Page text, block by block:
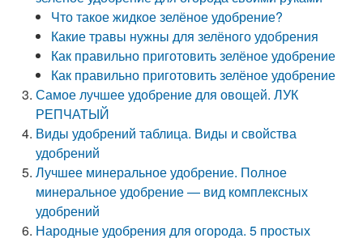
Что такое жидкое зелёное удобрение?
Какие травы нужны для зелёного удобрения
Как правильно приготовить зелёное удобрение
Как правильно приготовить зелёное удобрение
Самое лучшее удобрение для овощей. ЛУК
РЕПЧАТЫЙ
Виды удобрений таблица. Виды и свойства
удобрений
Лучшее минеральное удобрение. Полное
минеральное удобрение — вид комплексных
удобрений
Народные удобрения для огорода. 5 простых